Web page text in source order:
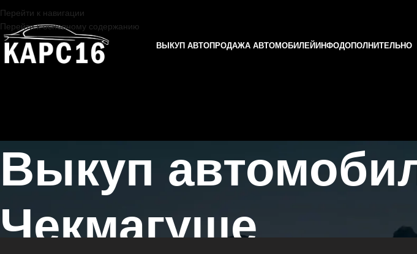
Перейти к навигации
Перейти к основному содержанию
ВЫКУП АВТОПРОДАЖА АВТОМОБИЛЕЙ ИНФОДОПОЛНИТЕЛЬНО
Выкуп
Чекмагуше